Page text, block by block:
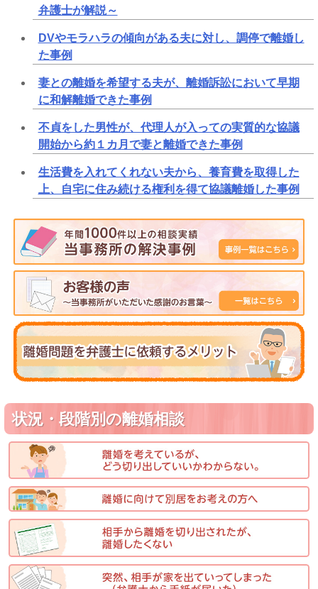
弁護士が解説～
DVやモラハラの傾向がある夫に対し、調停で離婚し
た事例
妻との離婚を希望する夫が、離婚訴訟において早期
に和解離婚できた事例
不貞をした男性が、代理人が入っての実質的な協議
開始から約１カ月で妻と離婚できた事例
生活費を入れてくれない夫から、養育費を取得した
上、自宅に住み続ける権利を得て協議離婚した事例
状況・段階別の離婚相談